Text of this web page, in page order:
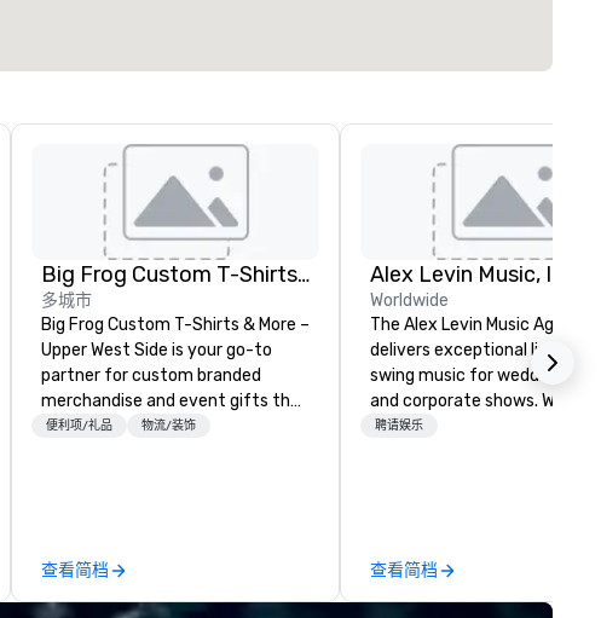
Big Frog Custom T-Shirts & More UWS
多城市
Big Frog Custom T-Shirts & More –
Upper West Side is your go-to
partner for custom branded
merchandise and event gifts that
make a lasting impression. We
travel and more. Enjoy free design
services, on-site pickup, or direct
便利项/礼品 物流/装饰
查看简档
Alex Levin Music, Inc
Worldwide
The Alex Levin Music Agency
delivers exceptional live jazz
swing music for weddings,
and corporate shows. We
wide range of musical
to match the requirements
your event.
聘请娱乐
查看简档